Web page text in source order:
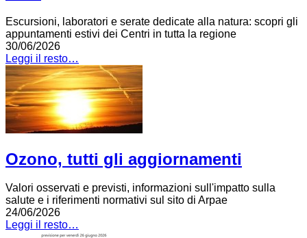
Escursioni, laboratori e serate dedicate alla natura: scopri gli
appuntamenti estivi dei Centri in tutta la regione
30/06/2026
Leggi il resto…
Ozono, tutti gli aggiornamenti
Valori osservati e previsti, informazioni sull'impatto sulla
salute e i riferimenti normativi sul sito di Arpae
24/06/2026
Leggi il resto…